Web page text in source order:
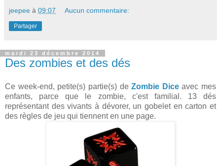
jeepee à 09:07 Aucun commentaire:
Partager
mardi 23 décembre 2014
Des zombies et des dés
Ce week-end, petite(s) partie(s) deZombie Diceavec mes
enfants, parce que le zombie, c'est familial. 13 dés
représentant des vivants à dévorer, un gobelet en carton et
des règles de jeu qui tiennent en une page.